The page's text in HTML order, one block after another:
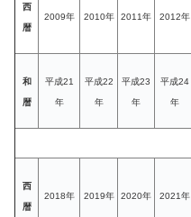
西
暦
2009年 2010年 2011年 2012年
和
暦
平成21
年
平成22
年
平成23
年
平成24
年
西
暦
2018年 2019年 2020年 2021年